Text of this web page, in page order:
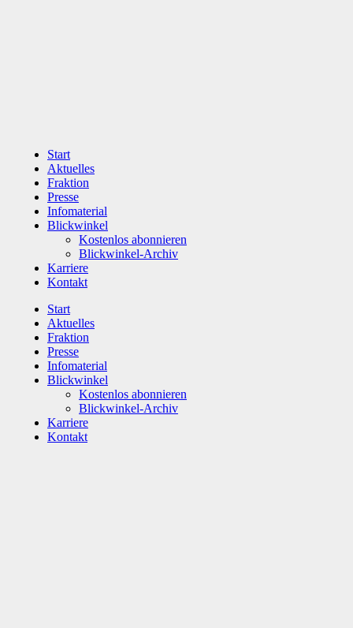
Start
Aktuelles
Fraktion
Presse
Infomaterial
Blickwinkel
Kostenlos abonnieren
Blickwinkel-Archiv
Karriere
Kontakt
Start
Aktuelles
Fraktion
Presse
Infomaterial
Blickwinkel
Kostenlos abonnieren
Blickwinkel-Archiv
Karriere
Kontakt